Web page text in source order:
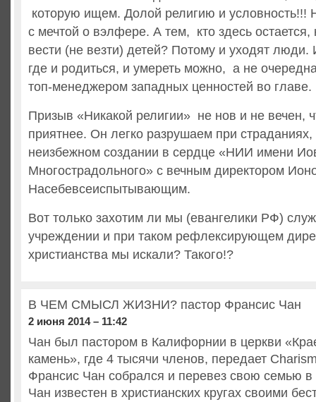
которую ищем. Долой религию и условность!!!
с мечтой о вэлфере. А тем, кто здесь остается,
вести (не везти) детей? Потому и уходят
где и родиться, и умереть можно, а не
топ-менеджером западных ценностей во главе.
Призыв «Никакой религии» не нов и не вечен,
приятнее. Он легко разрушаем при
неизбежном создании в сердце «НИИ имени
Многострадольного» с вечным директором
Насебевсеиспытывающим.
Вот только захотим ли мы (евангелики РФ)
учреждении и при таком рефлексирующем
христианства мы искали? Такого!?
В ЧЕМ СМЫСЛ ЖИЗНИ? пастор Франсис Чан
2 июня 2014 – 11:42
Чан был пастором в Калифорнии в церкви
камень», где 4 тысячи членов, передает
Франсис Чан собрался и перевез свою семью
Чан известен в христианских кругах своими